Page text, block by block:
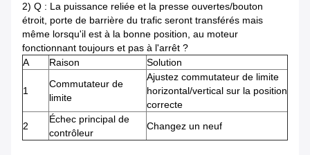
2) Q : La puissance reliée et la presse ouvertes/bouton
étroit, porte de barrière du trafic seront transférés mais
même lorsqu'il est à la bonne position, au moteur
fonctionnant toujours et pas à l'arrêt ?
A
Raison Solution
1
Commutateur de
limite
Ajustez commutateur de limite
horizontal/vertical sur la position
correcte
2
Échec principal de
contrôleur
Changez un neuf